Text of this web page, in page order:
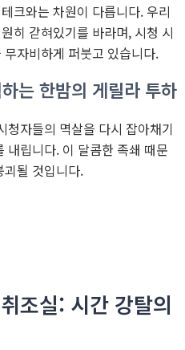
크와는 차원이 다릅니다. 우리
히 갇혀있기를 바라며, 시청 시
자비하게 퍼붓고 있습니다.
는 한밤의 게릴라 투하
청자들의 멱살을 다시 잡아채기
내립니다. 이 달콤한 족쇄 때문
괴될 것입니다.
조실: 시간 강탈의